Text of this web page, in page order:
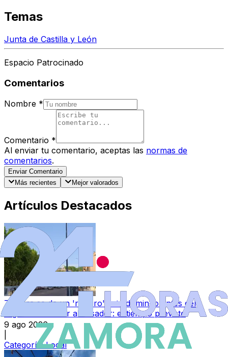
Temas
Junta de Castilla y León
Espacio Patrocinado
Comentarios
Nombre *
Comentario *
Al enviar tu comentario, aceptas las normas de
comentarios.
Enviar Comentario
Más recientes
Mejor valorados
Artículos Destacados
Zamora se da un 'respiro' este domingo antes del
regreso del calor abrasador: el tiempo previsto
9 ago 2026
Categoría:Local